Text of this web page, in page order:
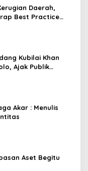
Daerah,
Best Practice
Kubilai Khan
Ajak Publik
Akar : Menulis
Aset Begitu